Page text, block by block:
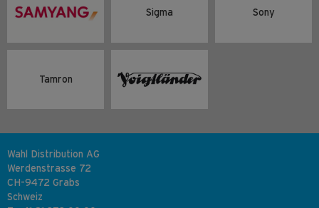
Sigma Sony
Tamron
Wahl Distribution AG
Werdenstrasse 72
CH-9472 Grabs
Schweiz